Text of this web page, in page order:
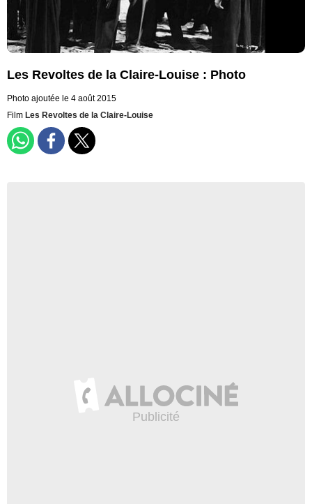
Les Revoltes de la Claire-Louise : Photo
Photo ajoutée le 4 août 2015
Film Les Revoltes de la Claire-Louise